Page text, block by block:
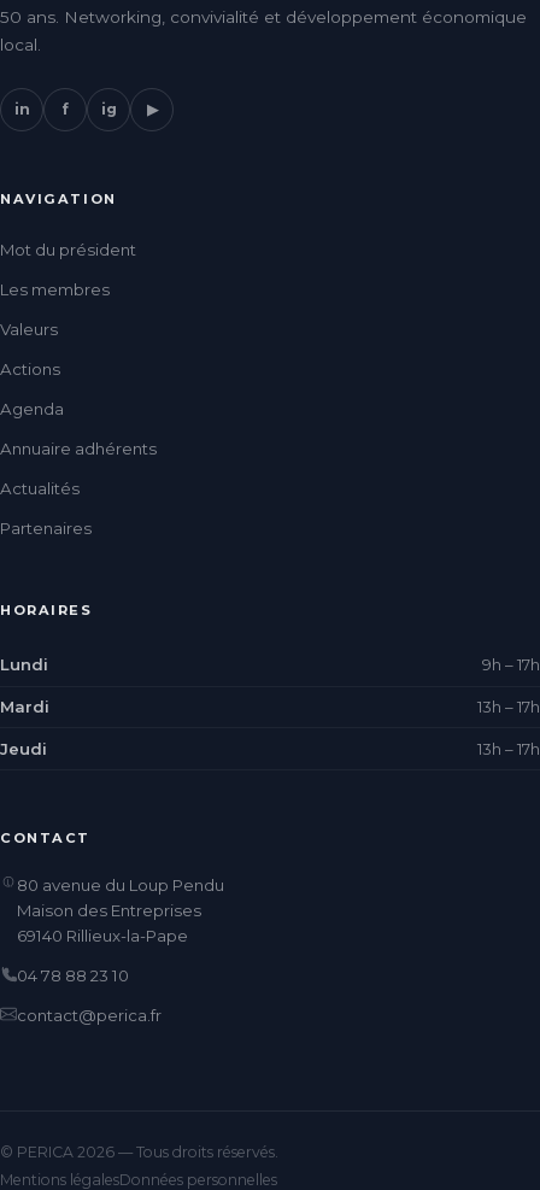
50 ans. Networking, convivialité et développement économique
local.
in f ig ▶
NAVIGATION
Mot du président
Les membres
Valeurs
Actions
Agenda
Annuaire adhérents
Actualités
Partenaires
HORAIRES
Lundi 9h – 17h
Mardi 13h – 17h
Jeudi 13h – 17h
CONTACT
80 avenue du Loup Pendu
Maison des Entreprises
69140 Rillieux-la-Pape
04 78 88 23 10
contact@perica.fr
© PERICA 2026 — Tous droits réservés.
Mentions légalesDonnées personnelles